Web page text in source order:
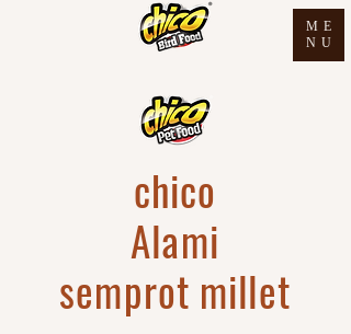
ME
NU
chico
Alami
semprot millet